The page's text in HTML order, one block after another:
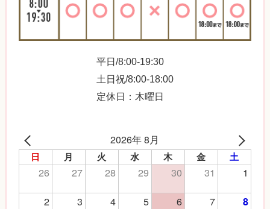
平日/8:00-19:30
土日祝/8:00-18:00
定休日：木曜日
2026年 8月
日 月 火 水 木 金 土
26 27 28 29 30 31
1
2
3 4 5 6 7 8